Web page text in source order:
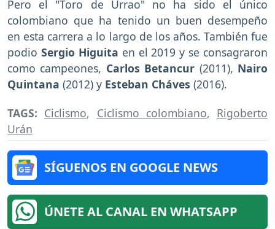
Pero el "Toro de Urrao" no ha sido el único
colombiano que ha tenido un buen desempeño
en esta carrera a lo largo de los años. También fue
podio Sergio Higuita en el 2019 y se consagraron
como campeones, Carlos Betancur (2011), Nairo
Quintana (2012) y Esteban Cháves (2016).
TAGS: Ciclismo, Ciclismo colombiano, Rigoberto
Urán
SÍGUENOS EN GOOGLE NEWS
ÚNETE AL CANAL EN WHATSAPP